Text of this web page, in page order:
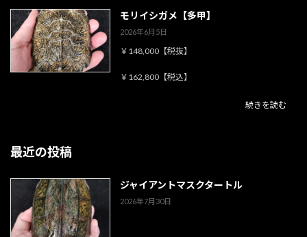
モリイシガメ【多甲】
2026年6月5日
￥148,000【税抜】
￥162,800【税込】
続きを読む
最近の投稿
ジャイアントマスクタートル
2026年7月30日